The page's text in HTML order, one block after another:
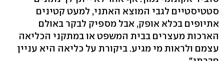
סטטיסטיים לגבי המוצא האתני, למעט קטינים
אתיופים בכלא אופק, אבל מספיק לבקר באולם
הארכות מעצרים בבית המשפט או במתקני הכליאה
עצמם ולראות מי מגיע. ביקורת על כליאה היא עניין